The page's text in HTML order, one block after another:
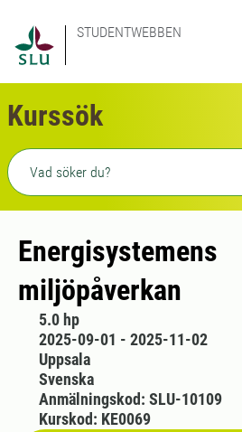
STUDENTWEBBEN
Kurssök
Fritext sökning
Energisystemens
miljöpåverkan
5.0 hp
2025-09-01 - 2025-11-02
Uppsala
Svenska
Anmälningskod: SLU-10109
Kurskod: KE0069